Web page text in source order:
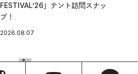
FESTIVAL’26」テント訪問スナッ
プ！
2026.08.07